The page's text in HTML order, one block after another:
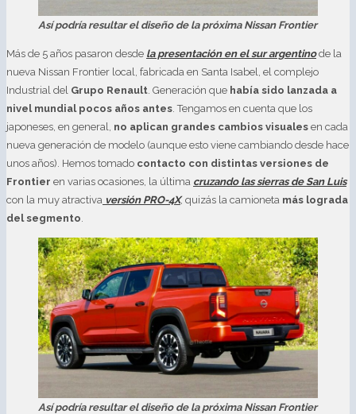
Así podría resultar el diseño de la próxima Nissan Frontier
Más de 5 años pasaron desde la presentación en el sur argentinode la
nueva Nissan Frontier local, fabricada en Santa Isabel, el complejo
Industrial del Grupo Renault. Generación que había sido lanzada a
nivel mundial pocos años antes. Tengamos en cuenta que los
japoneses, en general, no aplican grandes cambios visuales en cada
nueva generación de modelo (aunque esto viene cambiando desde hace
unos años). Hemos tomado contacto con distintas versiones de
Frontier en varias ocasiones, la última cruzando las sierras de San Luis
con la muy atractiva versión PRO-4X, quizás la camioneta más lograda
del segmento.
Así podría resultar el diseño de la próxima Nissan Frontier